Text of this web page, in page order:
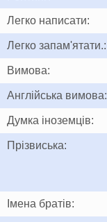
Легко написати:
Легко запам'ятати.:
Вимова:
Англійська вимова:
Думка іноземців:
Прізвиська:
Імена братів: